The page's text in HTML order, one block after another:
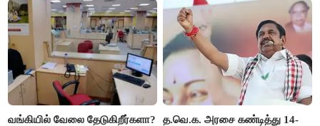
வங்கியில் வேலை தேடுகிறீர்களா?
த.வெ.க. அரசை கண்டித்து 14-